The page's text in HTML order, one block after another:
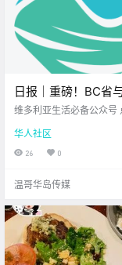
日报｜重磅！BC省
曼省和育空签署贸易
生多起自行车失窃案
维多利亚生活必备公众号 点击 我在
华人社区
26 0
温哥华岛传媒